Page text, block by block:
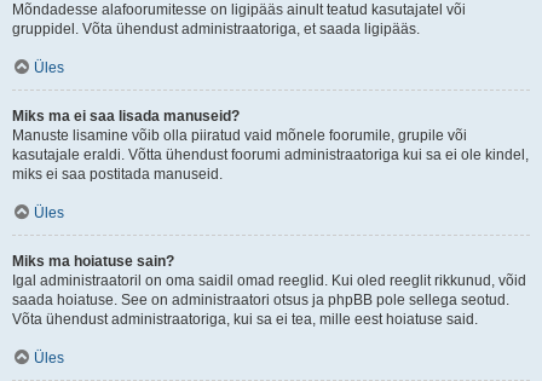
Mõndadesse alafoorumitesse on ligipääs ainult teatud kasutajatel või
gruppidel. Võta ühendust administraatoriga, et saada ligipääs.
Üles
Miks ma ei saa lisada manuseid?
Manuste lisamine võib olla piiratud vaid mõnele foorumile, grupile või
kasutajale eraldi. Võtta ühendust foorumi administraatoriga kui sa ei ole kindel,
miks ei saa postitada manuseid.
Üles
Miks ma hoiatuse sain?
Igal administraatoril on oma saidil omad reeglid. Kui oled reeglit rikkunud, võid
saada hoiatuse. See on administraatori otsus ja phpBB pole sellega seotud.
Võta ühendust administraatoriga, kui sa ei tea, mille eest hoiatuse said.
Üles